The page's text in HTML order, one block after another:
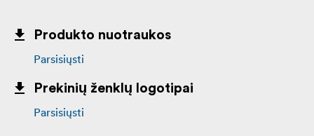
Produkto nuotraukos
Parsisiųsti
Prekinių ženklų logotipai
Parsisiųsti